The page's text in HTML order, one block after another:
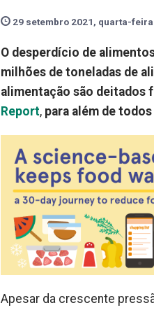
29 setembro 2021, quarta-feira
O desperdício de
milhões de toneladas de
alimentação são deitados
Report, para além de
Apesar da crescente